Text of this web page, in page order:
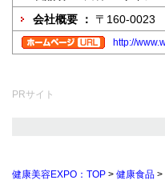
会社概要 ： 〒160-0023
http://
PRサイト
健康美容EXPO：TOP > 健康食品 >